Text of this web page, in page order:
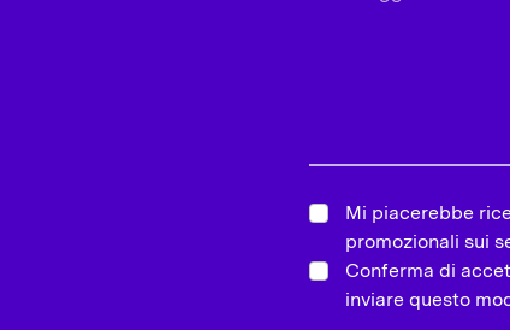
Mi piacerebbe
promozionali sui
Conferma di
inviare questo